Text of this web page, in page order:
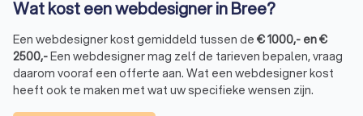
Wat kost een webdesigner in Bree?
Een webdesigner kost gemiddeld tussen de €1000,- en€
2500,-Een webdesigner mag zelf de tarieven bepalen, vraag
daarom vooraf een offerte aan. Wat een webdesigner kost
heeft ook te maken met wat uw specifieke wensen zijn.